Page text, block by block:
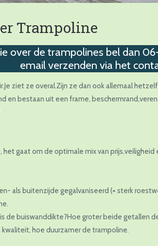
Trampoline
over de trampolines bel dan
email verzenden via het
ziet ze overal.Zijn ze dan ook allemaal
en bestaan uit een frame,
het gaat om de optimale mix van prijs,veiligheid
als buitenzijde gegalvaniseerd (= sterk
de buiswanddikte?Hoe groter beide getallen
hoe duurzamer de trampoline.